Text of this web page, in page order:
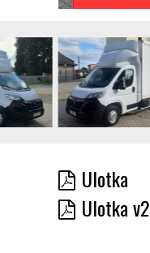
Ulotka
Ulotka v2